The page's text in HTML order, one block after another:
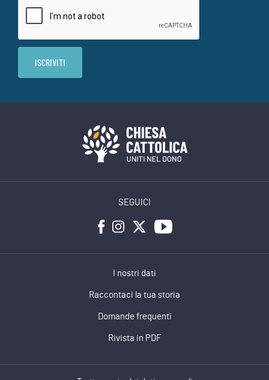
SEGUICI
I nostri dati
Raccontaci la tua storia
Domande frequenti
Rivista in PDF